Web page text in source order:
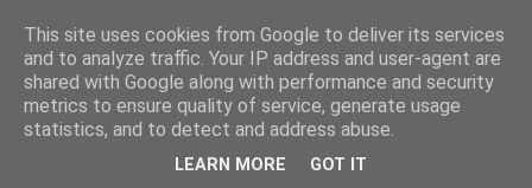
This site uses cookies from Google to deliver its services
and to analyze traffic. Your IP address and user-agent are
shared with Google along with performance and security
metrics to ensure quality of service, generate usage
statistics, and to detect and address abuse.
LEARN MORE GOT IT